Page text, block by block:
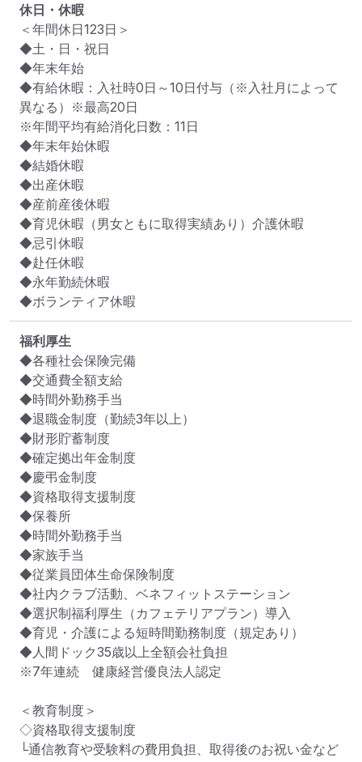
休日・休暇
＜年間休日123日＞
◆土・日・祝日
◆年末年始
◆有給休暇：入社時0日～10日付与（※入社月によって
異なる）※最高20日
※年間平均有給消化日数：11日
◆年末年始休暇
◆結婚休暇
◆出産休暇
◆産前産後休暇
◆育児休暇（男女ともに取得実績あり）介護休暇
◆忌引休暇
◆赴任休暇
◆永年勤続休暇
◆ボランティア休暇
福利厚生
◆各種社会保険完備
◆交通費全額支給
◆時間外勤務手当
◆退職金制度（勤続3年以上）
◆財形貯蓄制度
◆確定拠出年金制度
◆慶弔金制度
◆資格取得支援制度
◆保養所
◆時間外勤務手当
◆家族手当
◆従業員団体生命保険制度
◆社内クラブ活動、ベネフィットステーション
◆選択制福利厚生（カフェテリアプラン）導入
◆育児・介護による短時間勤務制度（規定あり）
◆人間ドック35歳以上全額会社負担
※7年連続　健康経営優良法人認定
＜教育制度＞
◇資格取得支援制度
└通信教育や受験料の費用負担、取得後のお祝い金など